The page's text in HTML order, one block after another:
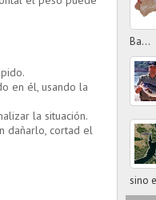
en él, usando la
la situación.
dañarlo, cortad el
Ba...
sino